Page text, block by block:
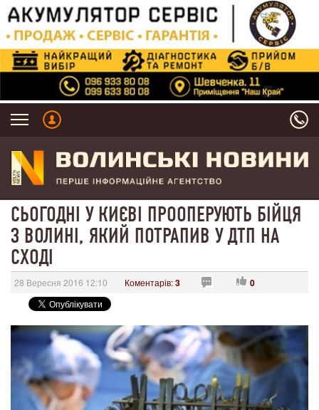
СЬОГОДНІ У КИЄВІ ПРООПЕРУЮТЬ БІЙЦЯ
З ВОЛИНІ, ЯКИЙ ПОТРАПИВ У ДТП НА
СХОДІ
28 Вересня 2016 12:10 Коментарів:3 0